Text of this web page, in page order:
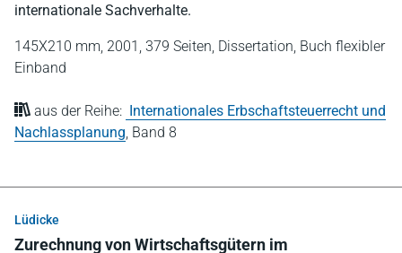
internationale Sachverhalte.
145X210 mm, 2001, 379 Seiten, Dissertation, Buch flexibler
Einband
aus der Reihe: Internationales Erbschaftsteuerrecht und
Nachlassplanung Band 8
Lüdicke
Zurechnung von Wirtschaftsgütern im